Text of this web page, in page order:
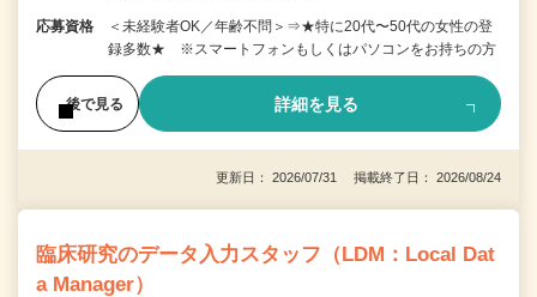
応募資格
＜未経験者OK／年齢不問＞⇒★特に20代〜50代の女性の登
録多数★ ※スマートフォンもしくはパソコンをお持ちの方
後で見る 詳細を見る
更新日： 2026/07/31 掲載終了日： 2026/08/24
臨床研究のデータ入力スタッフ（LDM：Local Dat
a Manager）